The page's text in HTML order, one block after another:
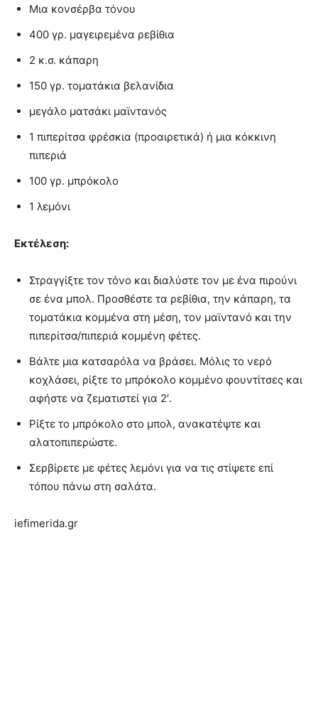
Μια κονσέρβα τόνου
400 γρ. μαγειρεμένα ρεβίθια
2 κ.σ. κάπαρη
150 γρ. τοματάκια βελανίδια
μεγάλο ματσάκι μαϊντανός
1 πιπερίτσα φρέσκια (προαιρετικά) ή μια κόκκινη
πιπεριά
100 γρ. μπρόκολο
1 λεμόνι
Εκτέλεση:
Στραγγίξτε τον τόνο και διαλύστε τον με ένα πιρούνι
σε ένα μπολ. Προσθέστε τα ρεβίθια, την κάπαρη, τα
τοματάκια κομμένα στη μέση, τον μαϊντανό και την
πιπερίτσα/πιπεριά κομμένη φέτες.
Βάλτε μια κατσαρόλα να βράσει. Μόλις το νερό
κοχλάσει, ρίξτε το μπρόκολο κομμένο φουντίτσες και
αφήστε να ζεματιστεί για 2′.
Ρίξτε το μπρόκολο στο μπολ, ανακατέψτε και
αλατοπιπερώστε.
Σερβίρετε με φέτες λεμόνι για να τις στίψετε επί
τόπου πάνω στη σαλάτα.
iefimerida.gr